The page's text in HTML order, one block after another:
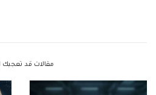
مقالات قد تعجبك